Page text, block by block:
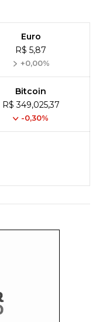
Euro
R$ 5,87
+0,00%
Bitcoin
R$ 349,025,37
-0,30%